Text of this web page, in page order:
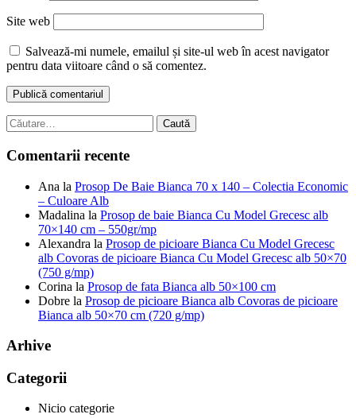
Site web
Salvează-mi numele, emailul și site-ul web în acest navigator
pentru data viitoare când o să comentez.
Caută
după:
Comentarii recente
Ana la Prosop De Baie Bianca 70 x 140 – Colectia Economic
– Culoare Alb
Madalina la Prosop de baie Bianca Cu Model Grecesc alb
70×140 cm – 550gr/mp
Alexandra la Prosop de picioare Bianca Cu Model Grecesc
alb Covoras de picioare Bianca Cu Model Grecesc alb 50×70
(750 g/mp)
Corina la Prosop de fata Bianca alb 50×100 cm
Dobre la Prosop de picioare Bianca alb Covoras de picioare
Bianca alb 50×70 cm (720 g/mp)
Arhive
Categorii
Nicio categorie